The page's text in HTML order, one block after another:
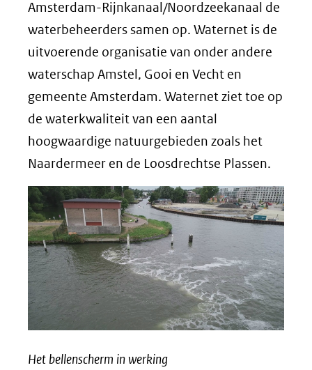
Amsterdam-Rijnkanaal/Noordzeekanaal de
waterbeheerders samen op. Waternet is de
uitvoerende organisatie van onder andere
waterschap Amstel, Gooi en Vecht en
gemeente Amsterdam. Waternet ziet toe op
de waterkwaliteit van een aantal
hoogwaardige natuurgebieden zoals het
Naardermeer en de Loosdrechtse Plassen.
Het bellenscherm in werking